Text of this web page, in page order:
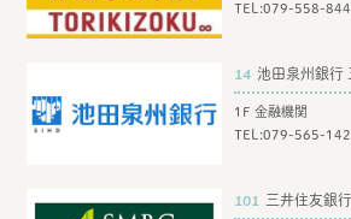
TEL:079-558-
14 池田泉州銀行
1F 金融機関
TEL:079-565-
101 三井住友銀